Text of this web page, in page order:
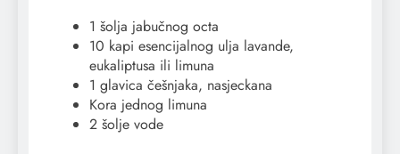
1 šolja jabučnog octa
10 kapi esencijalnog ulja lavande,
eukaliptusa ili limuna
1 glavica češnjaka, nasjeckana
Kora jednog limuna
2 šolje vode